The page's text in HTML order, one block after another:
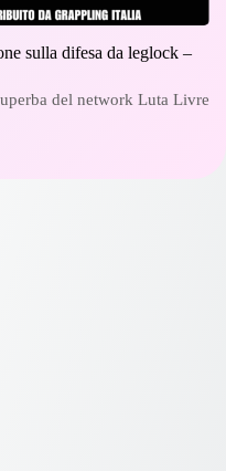
sulla difesa da leglock –
del network Luta Livre